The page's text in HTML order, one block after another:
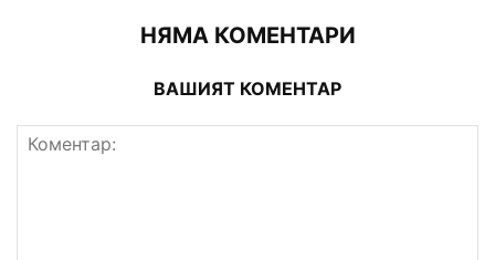
НЯМА КОМЕНТАРИ
ВАШИЯТ КОМЕНТАР